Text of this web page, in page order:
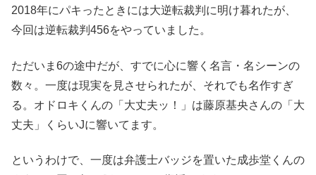
2018年にパキったときには大逆転裁判に明け暮れたが、
今回は逆転裁判456をやっていました。
ただいま6の途中だが、すでに心に響く名言・名シーンの
数々。一度は現実を見させられたが、それでも名作すぎ
る。オドロキくんの「大丈夫ッ！」は藤原基央さんの「大
丈夫」くらいJに響いてます。
というわけで、一度は弁護士バッジを置いた成歩堂くんの